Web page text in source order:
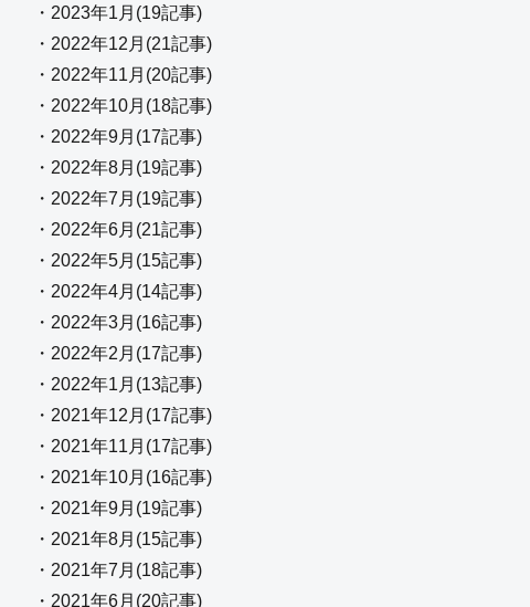
・2023年1月(19記事)
・2022年12月(21記事)
・2022年11月(20記事)
・2022年10月(18記事)
・2022年9月(17記事)
・2022年8月(19記事)
・2022年7月(19記事)
・2022年6月(21記事)
・2022年5月(15記事)
・2022年4月(14記事)
・2022年3月(16記事)
・2022年2月(17記事)
・2022年1月(13記事)
・2021年12月(17記事)
・2021年11月(17記事)
・2021年10月(16記事)
・2021年9月(19記事)
・2021年8月(15記事)
・2021年7月(18記事)
・2021年6月(20記事)